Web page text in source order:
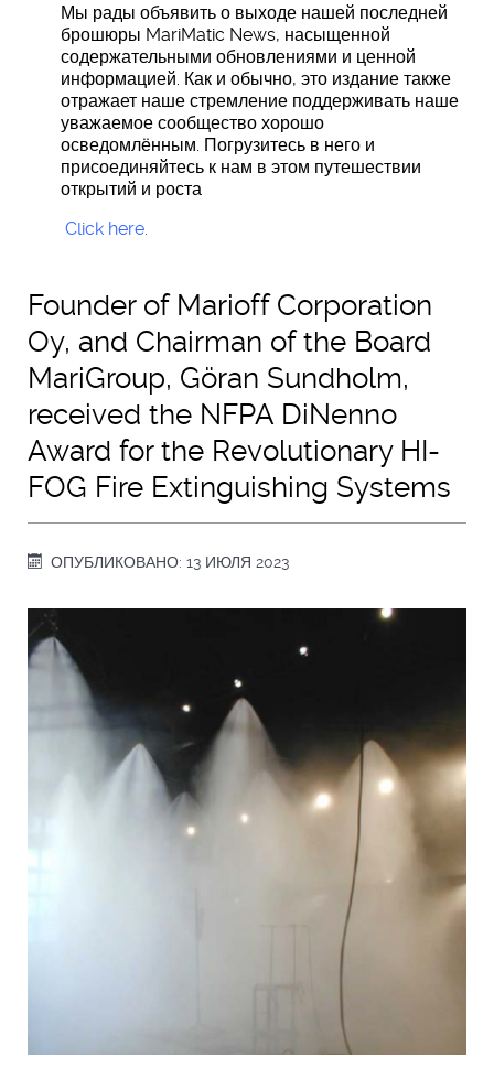
Мы рады объявить о выходе нашей последней
брошюры MariMatic News, насыщенной
содержательными обновлениями и ценной
информацией. Как и обычно, это издание также
отражает наше стремление поддерживать наше
уважаемое сообщество хорошо
осведомлённым. Погрузитесь в него и
присоединяйтесь к нам в этом путешествии
открытий и роста
Click here.
Founder of Marioff Corporation
Oy, and Chairman of the Board
MariGroup, Göran Sundholm,
received the NFPA DiNenno
Award for the Revolutionary HI-
FOG Fire Extinguishing Systems
ОПУБЛИКОВАНО: 13 ИЮЛЯ 2023